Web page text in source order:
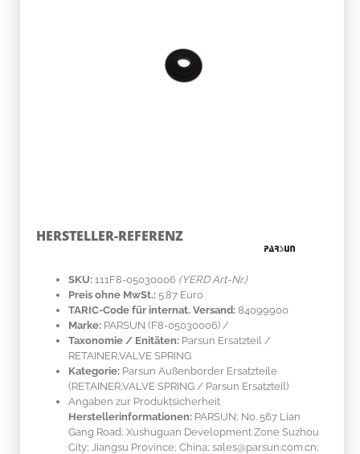
HERSTELLER-REFERENZ
SKU: 111F8-05030006 (YERD Art-Nr.)
Preis ohne MwSt.: 5.87 Euro
TARIC-Code für internat. Versand: 84099900
Marke: PARSUN (F8-05030006) /
Taxonomie / Enitäten: Parsun Ersatzteil /
RETAINER,VALVE SPRING
Kategorie: Parsun Außenborder Ersatzteile
(RETAINER,VALVE SPRING / Parsun Ersatzteil)
Angaben zur Produktsicherheit
Herstellerinformationen: PARSUN; No. 567 Lian
Gang Road; Xushuguan Development Zone Suzhou
City; Jiangsu Province; China; sales@parsun.com.cn;